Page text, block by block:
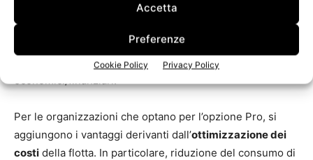
Accetta
Preferenze
Cookie Policy Privacy Policy
Questo si traduce inoltre in una riduzione dell’impatto
ambientale (tema di particolare popolarità), aiutando le
aziende a raggiungere gli obbiettivi di sostenibilità delle
emissioni senza influire negativamente sui KPI
Per le organizzazioni che optano per l’opzione Pro, si
aggiungono i vantaggi derivanti dall’ottimizzazione dei
costi della flotta. In particolare, riduzione del consumo di